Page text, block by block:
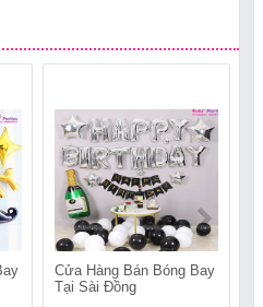
Cửa Hàng Bán Bóng Bay
Tại Sài Đồng